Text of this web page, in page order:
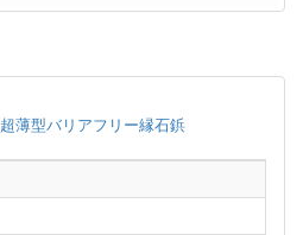
超薄型バリアフリー縁石鋲